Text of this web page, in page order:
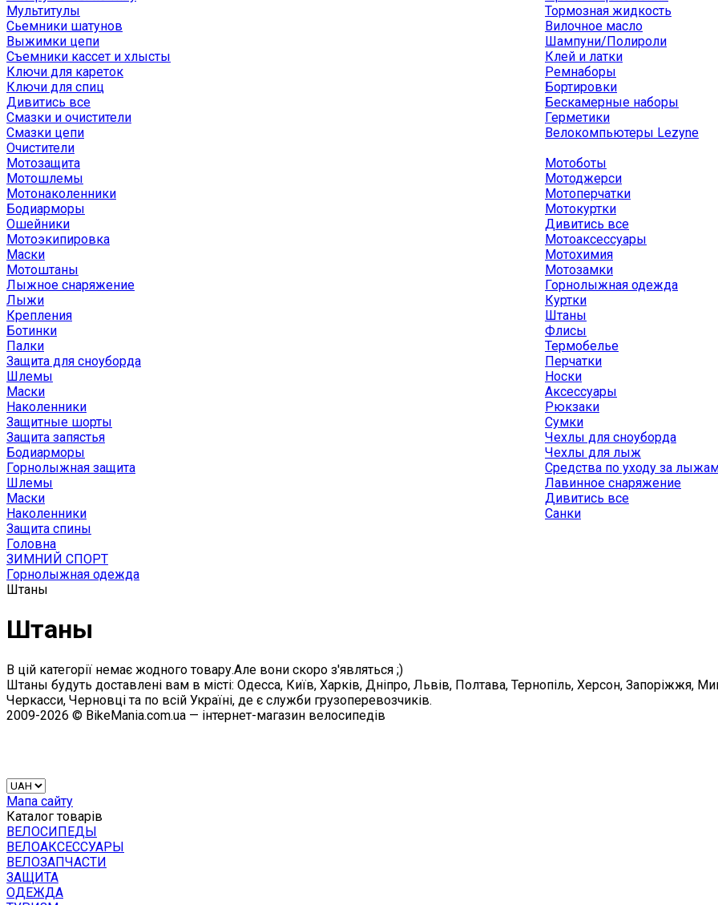
Мультитулы
Сьемники шатунов
Выжимки цепи
Съемники кассет и хлысты
Ключи для кареток
Ключи для спиц
Дивитись все
Смазки и очистители
Смазки цепи
Очистители
Тормозная жидкость
Вилочное масло
Шампуни/Полироли
Клей и латки
Ремнаборы
Бортировки
Бескамерные наборы
Герметики
Велокомпьютеры Lezyne
Мотозащита
Мотошлемы
Мотонаколенники
Бодиарморы
Ошейники
Мотоэкипировка
Маски
Мотоштаны
Мотоботы
Мотоджерси
Мотоперчатки
Мотокуртки
Дивитись все
Мотоаксессуары
Мотохимия
Мотозамки
Лыжное снаряжение
Лыжи
Крепления
Ботинки
Палки
Защита для сноуборда
Шлемы
Маски
Наколенники
Защитные шорты
Защита запястья
Бодиарморы
Горнолыжная защита
Шлемы
Маски
Наколенники
Защита спины
Горнолыжная одежда
Куртки
Штаны
Флисы
Термобелье
Перчатки
Носки
Аксессуары
Рюкзаки
Сумки
Чехлы для сноуборда
Чехлы для лыж
Средства по уходу за
Лавинное снаряжение
Дивитись все
Санки
Головна
ЗИМНИЙ СПОРТ
Горнолыжная одежда
Штаны
Штаны
В цій категорії немає жодного товару.Але вони скоро з'являться ;)
Штаны будуть доставлені вам в місті: Одесса, Київ, Харків, Дніпро, Львів, Полтава, Тернопіль, Херсон, Запоріжжя,
Черкасси, Черновці та по всій Україні, де є служби грузоперевозчиків.
2009-2026 © BikeMania.com.ua — інтернет-магазин велосипедів
Мапа сайту
Каталог товарів
ВЕЛОСИПЕДЫ
ВЕЛОАКСЕССУАРЫ
ВЕЛОЗАПЧАСТИ
ЗАЩИТА
ОДЕЖДА